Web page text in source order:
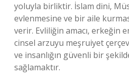
yoluyla birliktir. İslam dini,
evlenmesine ve bir aile
verir. Evliliğin amacı, erkeğin
cinsel arzuyu meşruiyet
ve insanlığın güvenli bir
sağlamaktır.